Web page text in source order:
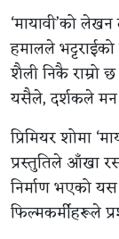
‘मायावी’को
हमालले
शैली निकै राम्रो
यसैले, दर्शकले
प्रिमियर शोमा
प्रस्तुतिले आँखा
निर्माण भएको
फिल्मकर्मीहरूले